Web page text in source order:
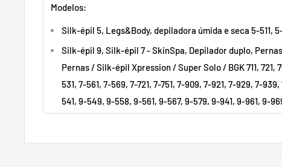
Modelos:
Silk-épil 5, Legs&Body, depiladora úmida e seca 5-511,
Silk-épil 9, Silk-épil 7 - SkinSpa, Depilador duplo,
Pernas / Silk-épil Xpression / Super Solo / BGK 711, 721,
531, 7-561, 7-569, 7-721, 7-751, 7-909, 7-921, 7-929, 7-
541, 9-549, 9-558, 9-561, 9-567, 9-579, 9-941, 9-961, 9-969,